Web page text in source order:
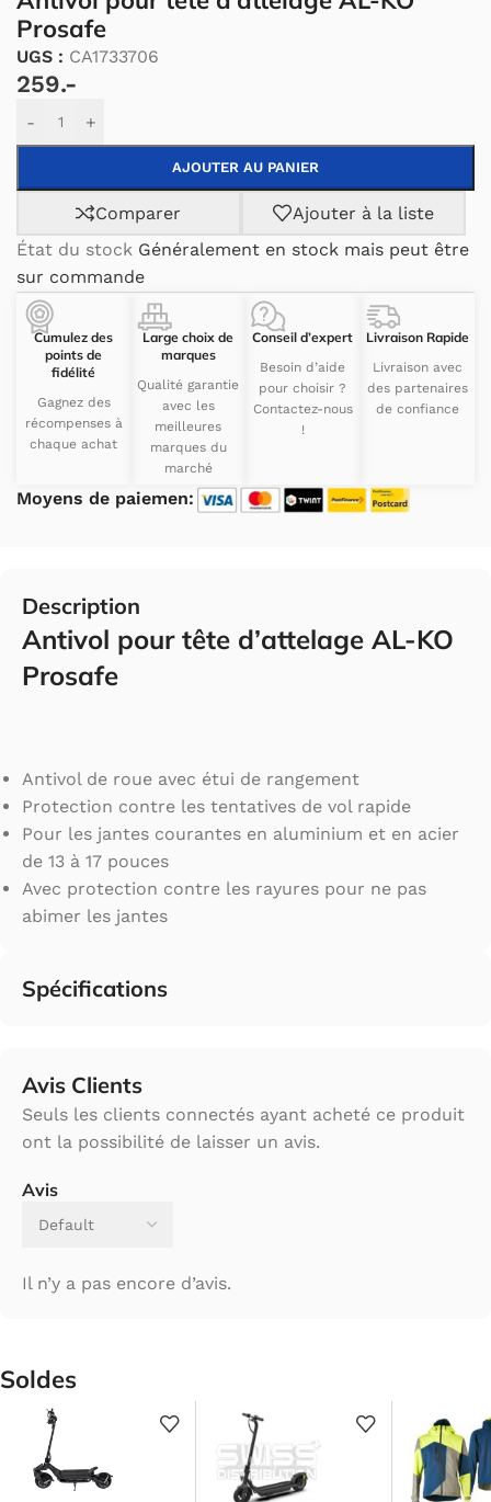
Prosafe
UGS : CA1733706
259.-
- +
AJOUTER AU PANIER
Alternative:
Comparer
Ajouter à la liste
État du stock Généralement en stock mais peut être
sur commande
Cumulez des
points de
fidélité
Gagnez des
récompenses à
chaque achat
Large choix de
marques
Qualité garantie
avec les
meilleures
marques du
marché
Conseil d’expert
Besoin d’aide
pour choisir ?
Contactez-nous
!
Livraison Rapide
Livraison avec
des partenaires
de confiance
Moyens de paiemen:
Description
Antivol pour tête d’attelage AL-KO
Prosafe
Antivol de roue avec étui de rangement
Protection contre les tentatives de vol rapide
Pour les jantes courantes en aluminium et en acier
de 13 à 17 pouces
Avec protection contre les rayures pour ne pas
abimer les jantes
Spécifications
Avis Clients
Avis
Il n’y a pas encore d’avis.
Seuls les clients connectés ayant acheté ce produit
ont la possibilité de laisser un avis.
Soldes